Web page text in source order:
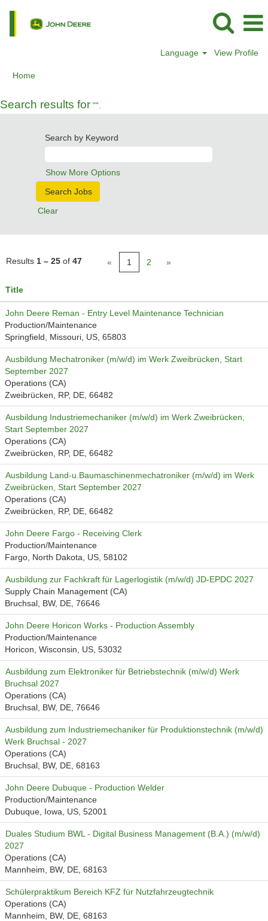
Language View Profile
Home
Search results for "".
Search by Keyword
Show More Options
Clear
Results 1 – 25 of 47 « 1 2 »
Title
John Deere Reman - Entry Level Maintenance Technician
Production/Maintenance
Springfield, Missouri, US, 65803
Ausbildung Mechatroniker (m/w/d) im Werk Zweibrücken, Start
September 2027
Operations (CA)
Zweibrücken, RP, DE, 66482
Ausbildung Industriemechaniker (m/w/d) im Werk Zweibrücken,
Start September 2027
Operations (CA)
Zweibrücken, RP, DE, 66482
Ausbildung Land-u.Baumaschinenmechatroniker (m/w/d) im Werk
Zweibrücken, Start September 2027
Operations (CA)
Zweibrücken, RP, DE, 66482
John Deere Fargo - Receiving Clerk
Production/Maintenance
Fargo, North Dakota, US, 58102
Ausbildung zur Fachkraft für Lagerlogistik (m/w/d) JD-EPDC 2027
Supply Chain Management (CA)
Bruchsal, BW, DE, 76646
John Deere Horicon Works - Production Assembly
Production/Maintenance
Horicon, Wisconsin, US, 53032
Ausbildung zum Elektroniker für Betriebstechnik (m/w/d) Werk
Bruchsal 2027
Operations (CA)
Bruchsal, BW, DE, 76646
Ausbildung zum Industriemechaniker für Produktionstechnik (m/w/d)
Werk Bruchsal - 2027
Operations (CA)
Bruchsal, BW, DE, 68163
John Deere Dubuque - Production Welder
Production/Maintenance
Dubuque, Iowa, US, 52001
Duales Studium BWL - Digital Business Management (B.A.) (m/w/d)
2027
Operations (CA)
Mannheim, BW, DE, 68163
Schülerpraktikum Bereich KFZ für Nutzfahrzeugtechnik
Operations (CA)
Mannheim, BW, DE, 68163